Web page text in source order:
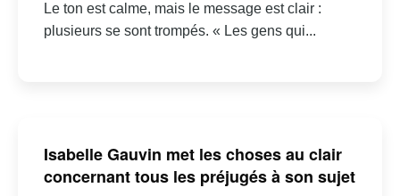
Le ton est calme, mais le message est clair :
plusieurs se sont trompés. « Les gens qui...
Isabelle Gauvin met les choses au clair
concernant tous les préjugés à son sujet